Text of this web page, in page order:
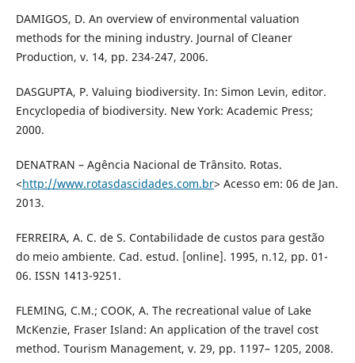
DAMIGOS, D. An overview of environmental valuation
methods for the mining industry. Journal of Cleaner
Production, v. 14, pp. 234-247, 2006.
DASGUPTA, P. Valuing biodiversity. In: Simon Levin, editor.
Encyclopedia of biodiversity. New York: Academic Press;
2000.
DENATRAN – Agência Nacional de Trânsito. Rotas.
<http://www.rotasdascidades.com.br> Acesso em: 06 de Jan.
2013.
FERREIRA, A. C. de S. Contabilidade de custos para gestão
do meio ambiente. Cad. estud. [online]. 1995, n.12, pp. 01-
06. ISSN 1413-9251.
FLEMING, C.M.; COOK, A. The recreational value of Lake
McKenzie, Fraser Island: An application of the travel cost
method. Tourism Management, v. 29, pp. 1197– 1205, 2008.